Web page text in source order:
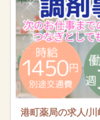
港町薬局の求人/